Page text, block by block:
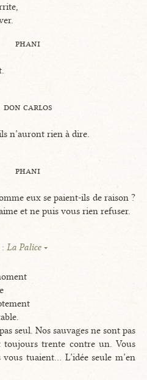
phani
don carlos
n’auront rien à dire.
phani
eux se paient-ils de raison ?
et ne puis vous rien refuser.
:La Palice
seul. Nos sauvages ne sont pas
toujours trente contre un. Vous
tuaient... L’idée seule m’en